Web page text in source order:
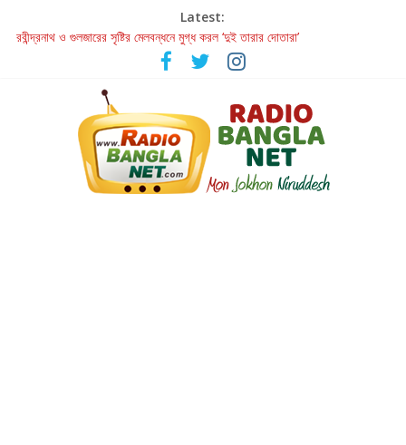
Latest:
রবীন্দ্রনাথ ও গুলজারের সৃষ্টির মেলবন্ধনে মুগ্ধ করল ‘দুই তারার দোতারা’
কলের গান থেকে রীলস্ — বাঙালির গান শোনার বিবর্তনের গল্প
জগন্নাথমঙ্গলম্ — বাংলায় প্রথমবার মঞ্চে এবার রথযাত্রার উদযাপন
Retribution: A Thought-Provoking Short Film That Challenges
Our Understanding of Justice
হাওয়া বদলের টলিউডে ‘তুমি এলে তাই’